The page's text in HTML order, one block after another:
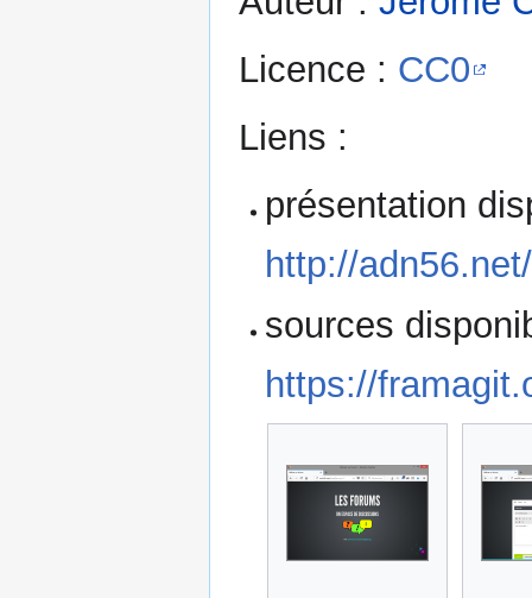
Licence : CC0
Liens :
présentation
http://
sources
https://